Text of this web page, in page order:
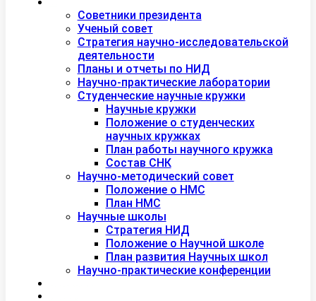
Советники президента
Ученый совет
Стратегия научно-исследовательской
деятельности
Планы и отчеты по НИД
Научно-практические лаборатории
Студенческие научные кружки
Научные кружки
Положение о студенческих
научных кружках
План работы научного кружка
Состав СНК
Научно-методический совет
Положение о НМС
План НМС
Научные школы
Стратегия НИД
Положение о Научной школе
План развития Научных школ
Научно-практические конференции